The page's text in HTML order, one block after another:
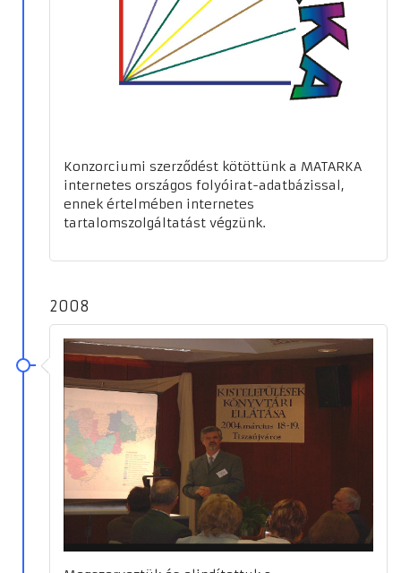
Konzorciumi szerződést kötöttünk a MATARKA
internetes országos folyóirat-adatbázissal,
ennek értelmében internetes
tartalomszolgáltatást végzünk.
2008